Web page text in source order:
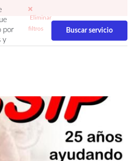
por
y
Eliminar
filtros